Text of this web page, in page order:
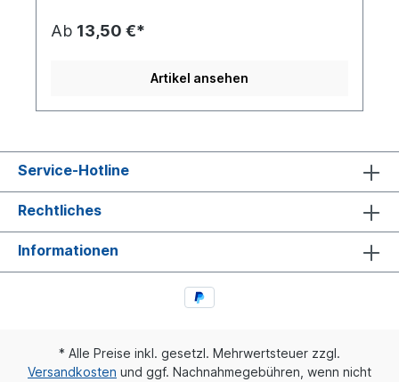
Ab 13,50 €*
Artikel ansehen
Service-Hotline
Rechtliches
Informationen
* Alle Preise inkl. gesetzl. Mehrwertsteuer zzgl.
Versandkosten und ggf. Nachnahmegebühren, wenn nicht